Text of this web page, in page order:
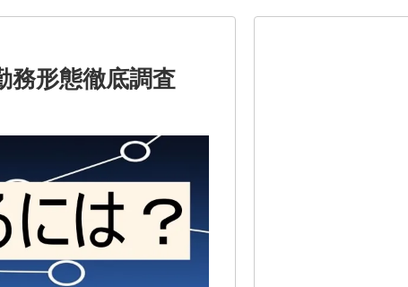
務形態徹底調査